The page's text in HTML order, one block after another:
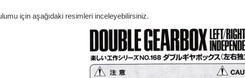
için aşağıdaki resimleri inceleyebilirsiniz.